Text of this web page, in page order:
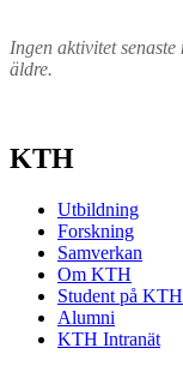
Ingen aktivitet
äldre.
KTH
Utbildning
Forskning
Samverkan
Om KTH
Student på KTH
Alumni
KTH Intranät